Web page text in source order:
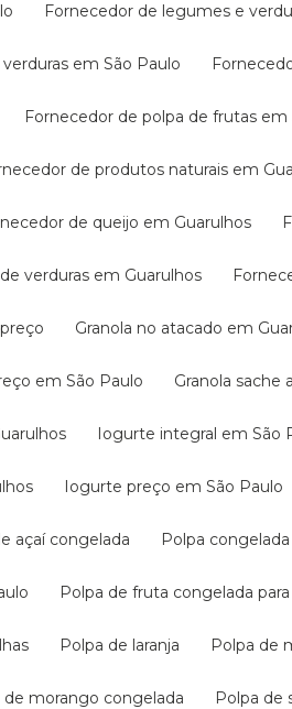
Fornecedor de legumes e
em São Paulo
Fornecedor de polpa de frutas em
de produtos naturais em
de queijo em Guarulhos
de verduras em Guarulhos
preço Granola no atacado em
em São Paulo Granola sache
Iogurte integral em São
Iogurte preço em São Paulo
açaí congelada Polpa
Polpa de fruta congelada
Polpa de laranja Polpa de
de morango congelada Polpa de